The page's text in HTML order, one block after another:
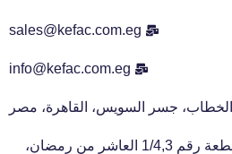
sales@kefac.com.eg
info@kefac.com.eg
المنطقة الصناعية 'A1- قطعة رقم 1/4,3 العاشر من رمضان،